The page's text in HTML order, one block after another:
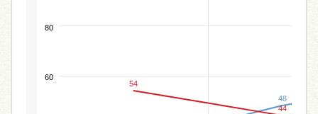
48
54
44
60
80